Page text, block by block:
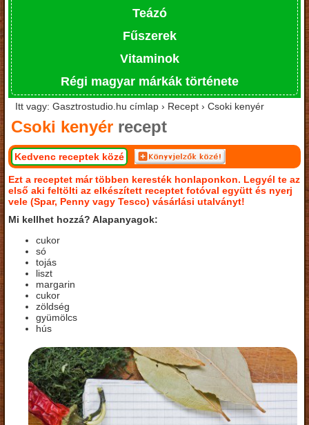
Teázó
Fűszerek
Vitaminok
Régi magyar márkák története
Itt vagy: Gasztrostudio.hu címlap › Recept › Csoki kenyér
Csoki kenyér recept
Kedvenc receptek közé
Ezt a receptet már többen keresték honlaponkon. Legyél te az
első aki feltölti az elkészített receptet fotóval együtt és nyerj
vele (Spar, Penny vagy Tesco) vásárlási utalványt!
Mi kellhet hozzá? Alapanyagok:
cukor
só
tojás
liszt
margarin
cukor
zöldség
gyümölcs
hús